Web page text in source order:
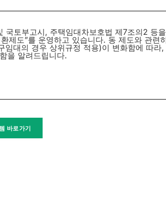
국토부고시, 주택임대차보호법 제7조의2 등을
제도”를 운영하고 있습니다. 동 제도와 관련
임대의 경우 상위규정 적용)이 변화함에 따라,
을 알려드립니다.
바로가기